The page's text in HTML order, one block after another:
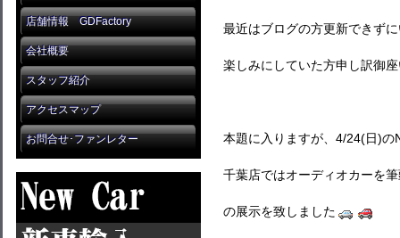
店舗情報 GDFactory
会社概要
スタッフ紹介
アクセスマップ
お問合せ･ファンレター
最近はブログの方更新できず
楽しみにしていた方申し訳御
本題に入りますが、4/24(日)
千葉店ではオーディオカーを
の展示を致しました